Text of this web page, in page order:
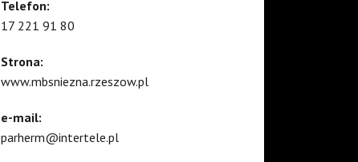
Telefon:
17 221 91 80
Strona:
www.mbsniezna.rzeszow.pl
e-mail:
parherm@intertele.pl